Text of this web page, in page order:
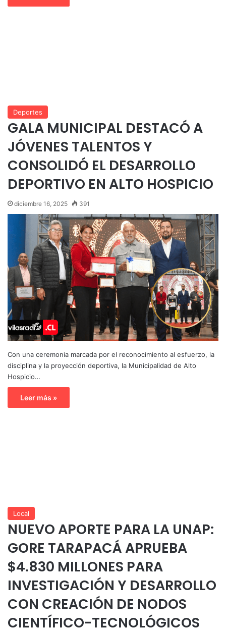
Deportes
GALA MUNICIPAL DESTACÓ A
JÓVENES TALENTOS Y
CONSOLIDÓ EL DESARROLLO
DEPORTIVO EN ALTO HOSPICIO
diciembre 16, 2025 391
Con una ceremonia marcada por el reconocimiento al esfuerzo, la
disciplina y la proyección deportiva, la Municipalidad de Alto
Hospicio…
Leer más »
Local
NUEVO APORTE PARA LA UNAP:
GORE TARAPACÁ APRUEBA
$4.830 MILLONES PARA
INVESTIGACIÓN Y DESARROLLO
CON CREACIÓN DE NODOS
CIENTÍFICO-TECNOLÓGICOS